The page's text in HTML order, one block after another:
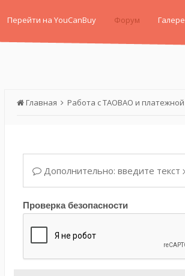
Перейти на YouCanBuy Форум
Главная Работа с TAOBAO и
Дополнительно: введите текст
Проверка безопасности